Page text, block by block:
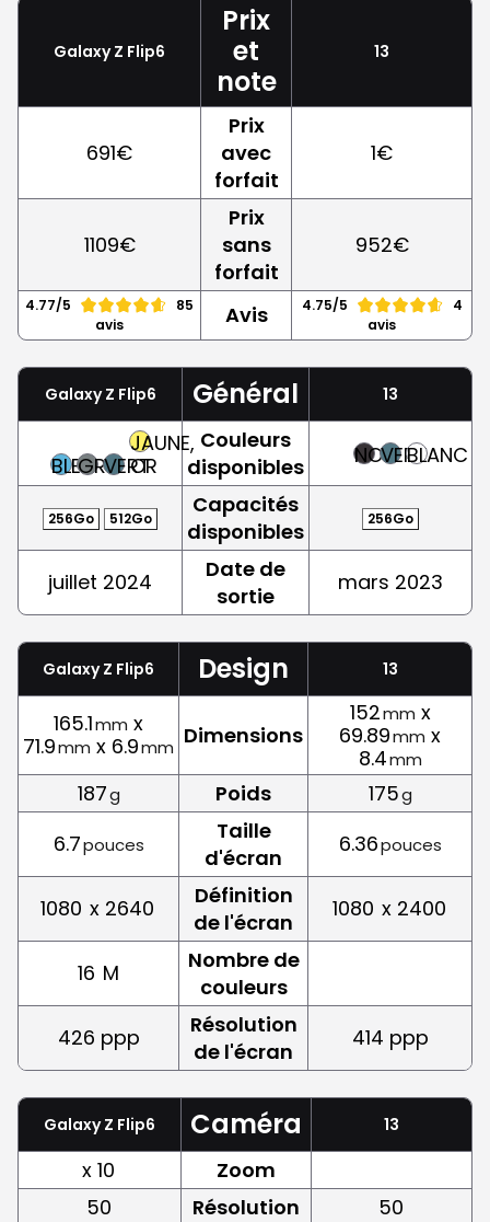
Galaxy Z Flip6
Prix
et
note
13
691€
Prix
avec
forfait
1€
1109€
Prix
sans
forfait
952€
4.77/5
85
avis
Avis 4.75/5
4
avis
Galaxy Z Flip6 Général 13
BLEUGRISVERT
JAUNE,
OR
Couleurs
disponibles
NOIRVERTBLANC
256Go 512Go
Capacités
disponibles
256Go
juillet 2024
Date de
sortie
mars 2023
Galaxy Z Flip6 Design 13
165.1mm x
71.9mm x 6.9mm Dimensions
152mm x
69.89mm x
8.4mm
187g Poids 175g
6.7pouces
Taille
d'écran
6.36pouces
1080 x 2640
Définition
de l'écran
1080 x 2400
16 M
Nombre de
couleurs
426 ppp
Résolution
de l'écran
414 ppp
Galaxy Z Flip6 Caméra 13
x 10
Zoom
50
Résolution
50